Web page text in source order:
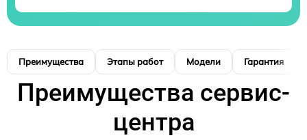
Преимущества Этапы работ Модели Гарантия
Преимущества сервис-
центра